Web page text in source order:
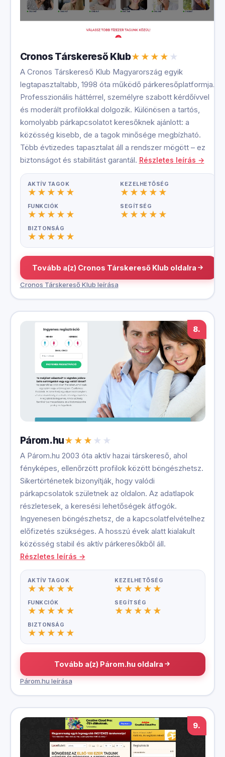
Cronos Társkereső Klub
A Cronos Társkereső Klub Magyarország egyik
legtapasztaltabb, 1998 óta működő párkeresőplatformja.
Professzionális háttérrel, személyre szabott kérdőívvel
és moderált profilokkal dolgozik. Különösen a tartós,
komolyabb párkapcsolatot keresőknek ajánlott: a
közösség kisebb, de a tagok minősége megbízható.
Több évtizedes tapasztalat áll a rendszer mögött – ez
biztonságot és stabilitást garantál. Részletes leírás →
AKTÍV TAGOK KEZELHETŐSÉG
FUNKCIÓK SEGÍTSÉG
BIZTONSÁG
Tovább a(z) Cronos Társkereső Klub oldalra
Cronos Társkereső Klub leírása
8.
Párom.hu
A Párom.hu 2003 óta aktív hazai társkereső, ahol
fényképes, ellenőrzött profilok között böngészhetsz.
Sikertörténetek bizonyítják, hogy valódi
párkapcsolatok születnek az oldalon. Az adatlapok
részletesek, a keresési lehetőségek átfogók.
Ingyenesen böngészhetsz, de a kapcsolatfelvételhez
előfizetés szükséges. A hosszú évek alatt kialakult
közösség stabil és aktív párkeresőkből áll.
Részletes leírás →
AKTÍV TAGOK KEZELHETŐSÉG
FUNKCIÓK SEGÍTSÉG
BIZTONSÁG
Tovább a(z) Párom.hu oldalra
Párom.hu leírása
9.